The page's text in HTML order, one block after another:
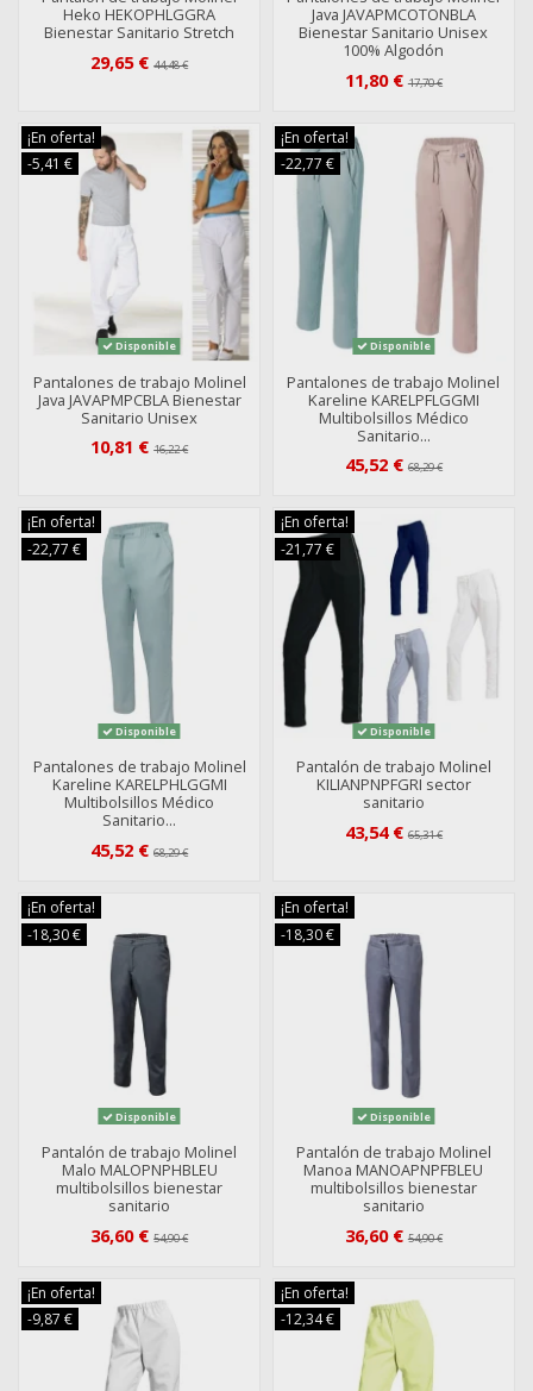
Heko HEKOPHLGGRA
Bienestar Sanitario Stretch
29,65 €44,48 €
Java JAVAPMCOTONBLA
Bienestar Sanitario Unisex
100% Algodón
11,80 €17,70 €
¡En oferta!
-5,41 €
Disponible
Pantalones de trabajo Molinel
Java JAVAPMPCBLA Bienestar
Sanitario Unisex
10,81 €16,22 €
¡En oferta!
-22,77 €
Disponible
Pantalones de trabajo Molinel
Kareline KARELPFLGGMI
Multibolsillos Médico
Sanitario...
45,52 €68,29 €
¡En oferta!
-22,77 €
Disponible
Pantalones de trabajo Molinel
Kareline KARELPHLGGMI
Multibolsillos Médico
Sanitario...
45,52 €68,29 €
¡En oferta!
-21,77 €
Disponible
Pantalón de trabajo Molinel
KILIANPNPFGRI sector
sanitario
43,54 €65,31 €
¡En oferta!
-18,30 €
Disponible
Pantalón de trabajo Molinel
Malo MALOPNPHBLEU
multibolsillos bienestar
sanitario
36,60 €54,90 €
¡En oferta!
-18,30 €
Disponible
Pantalón de trabajo Molinel
Manoa MANOAPNPFBLEU
multibolsillos bienestar
sanitario
36,60 €54,90 €
¡En oferta!
-9,87 €
¡En oferta!
-12,34 €